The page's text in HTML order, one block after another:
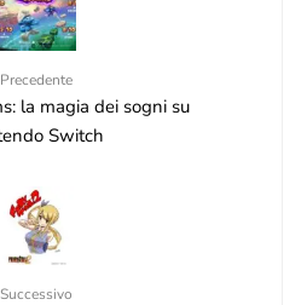
Precedente
la magia dei sogni su
Switch
Successivo